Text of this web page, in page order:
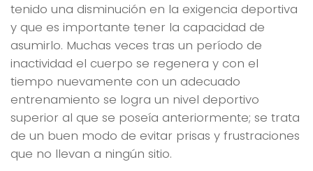
tenido una disminución en la exigencia deportiva
y que es importante tener la capacidad de
asumirlo. Muchas veces tras un período de
inactividad el cuerpo se regenera y con el
tiempo nuevamente con un adecuado
entrenamiento se logra un nivel deportivo
superior al que se poseía anteriormente; se trata
de un buen modo de evitar prisas y frustraciones
que no llevan a ningún sitio.